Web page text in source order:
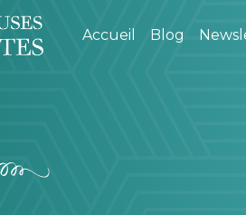
Accueil Blog